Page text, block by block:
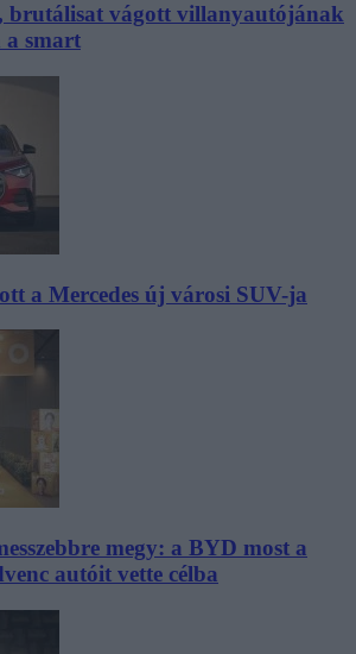
brutálisat vágott villanyautójának
a smart
a Mercedes új városi SUV-ja
megy: a BYD most a
autóit vette célba